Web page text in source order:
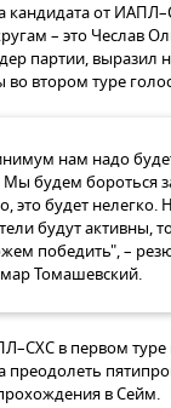
кандидата от
– это Чеслав
партии, выразил
во втором туре
нам надо
Мы будем бороться
это будет нелегко.
будут активны,
победить", –
Томашевский.
в первом туре
преодолеть
в Сейм.